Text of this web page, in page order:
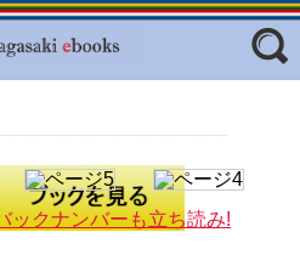
ジャンル
ックナンバーも立ち読み!